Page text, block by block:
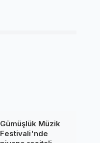
Gümüşlük Müzik
Festivali'nde